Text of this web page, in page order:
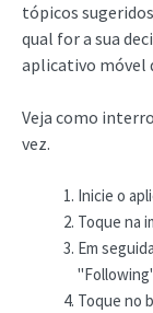
tópicos
qual for a sua
aplicativo móvel
Veja como
vez.
Inicie o
Toque na
Em
Toque no